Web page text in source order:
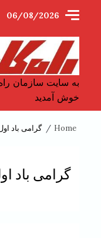
06/08/2026
به سایت سازمان
خوش آمدید
Home گرامی باد
گرامی باد